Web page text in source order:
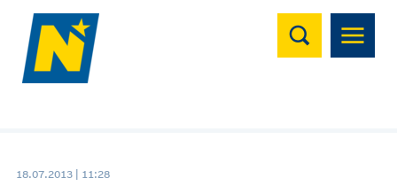
Suchen
18.07.2013 | 11:28